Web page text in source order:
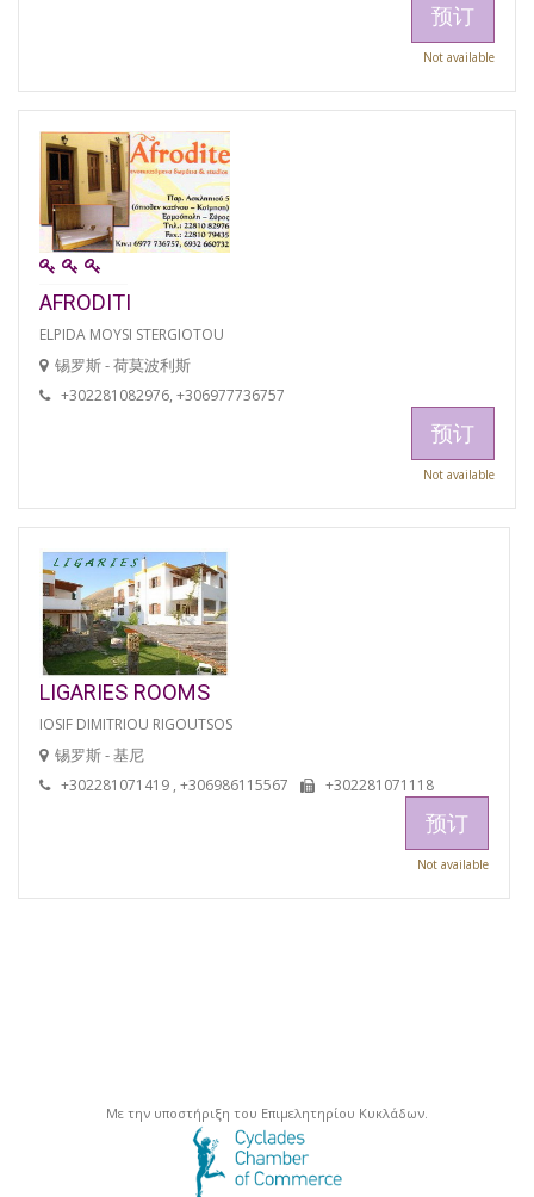
预订
Not available
AFRODITI
ELPIDA MOYSI STERGIOTOU
锡罗斯 - 荷莫波利斯
+302281082976, +306977736757
预订
Not available
LIGARIES ROOMS
IOSIF DIMITRIOU RIGOUTSOS
锡罗斯 - 基尼
+302281071419 , +306986115567 +302281071118
预订
Not available
Με την υποστήριξη του Επιμελητηρίου Κυκλάδων.